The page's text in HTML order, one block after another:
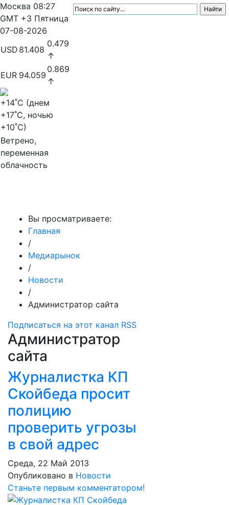
Москва 08:27
GMT +3 Пятница
07-08-2026
USD 81.408
0.479
↑
EUR 94.059
0.869
↑
+14˚C (днем
+17˚C, ночью
+10˚C)
Ветрено,
переменная
облачность
Вы просматриваете:
Главная
/
Медиарынок
/
Новости
/
Администратор сайта
Подписаться на этот канал RSS
Администратор
сайта
Журналистка КП
Скойбеда просит
полицию
проверить угрозы
в свой адрес
Среда, 22 Май 2013
Опубликовано в Новости
Станьте первым комментатором!